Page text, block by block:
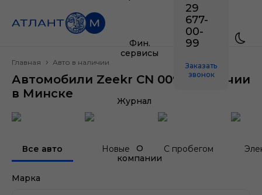
Фин.
сервисы
Журнал
О
компании
29
677-
00-
99
Заказать
звонок
Главная Авто в наличии
Автомобили Zeekr CN 009 в наличии
в Минске
Все авто Новые С пробегом
Марка